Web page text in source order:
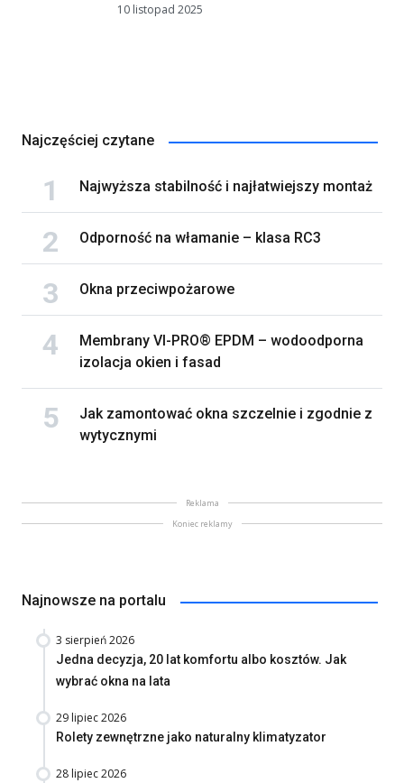
10 listopad 2025
Najczęściej czytane
Najwyższa stabilność i najłatwiejszy montaż
Odporność na włamanie – klasa RC3
Okna przeciwpożarowe
Membrany VI-PRO® EPDM – wodoodporna
izolacja okien i fasad
Jak zamontować okna szczelnie i zgodnie z
wytycznymi
Reklama
Koniec reklamy
Najnowsze na portalu
3 sierpień 2026
Jedna decyzja, 20 lat komfortu albo kosztów. Jak
wybrać okna na lata
29 lipiec 2026
Rolety zewnętrzne jako naturalny klimatyzator
28 lipiec 2026